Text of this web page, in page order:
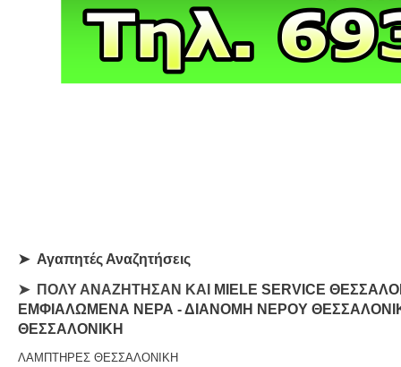
➤ Αγαπητές Αναζητήσεις
➤ ΠΟΛΥ ΑΝΑΖΗΤΗΣΑΝ ΚΑΙ
MIELE SERVICE
ΕΜΦΙΑΛΩΜΕΝΑ ΝΕΡΑ - ΔΙΑΝΟΜΗ ΝΕΡΟΥ
ΘΕΣΣΑΛΟΝΙΚΗ
ΛΑΜΠΤΗΡΕΣ ΘΕΣΣΑΛΟΝΙΚΗ